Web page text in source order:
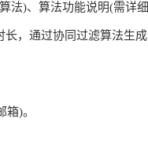
)、算法功能说明(需详细
，通过协同过滤算法生
)。